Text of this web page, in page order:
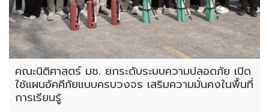
คณะนิติศาสตร์ มช. ยกระดับระบบความปลอดภัย เปิด
ใช้แผนอัคคีภัยแบบครบวงจร เสริมความมั่นคงในพื้นที่
การเรียนรู้